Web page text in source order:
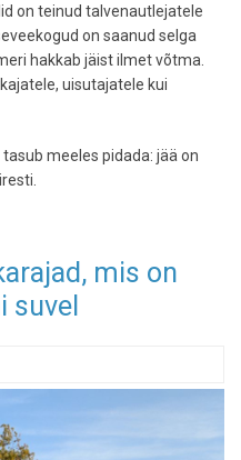
on teinud talvenautlejatele
on saanud selga
hakkab jäist ilmet võtma.
uisutajatele kui
meeles pidada: jää on
mis on
suvel